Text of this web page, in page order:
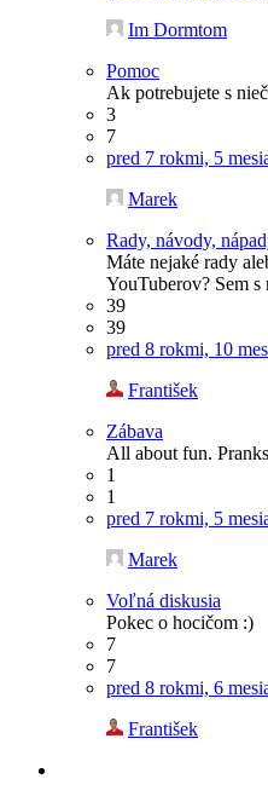
Im Dormtom
Pomoc
Ak potrebujete s
3
7
pred 7 rokmi, 5
Marek
Rady, návody,
Máte nejaké rady
YouTuberov? Sem s
39
39
pred 8 rokmi, 10
František
Zábava
All about fun.
1
1
pred 7 rokmi, 5
Marek
Voľná diskusia
Pokec o hocičom :)
7
7
pred 8 rokmi, 6
František